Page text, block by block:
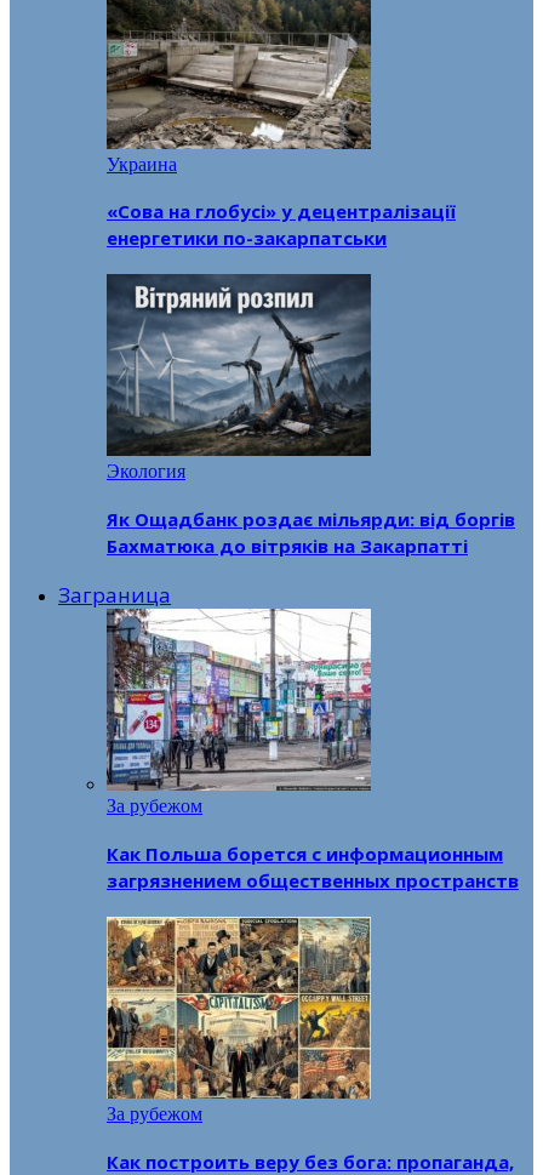
Украина
«Сова на глобусі» у децентралізації
енергетики по-закарпатськи
Экология
Як Ощадбанк роздає мільярди: від боргів
Бахматюка до вітряків на Закарпатті
Заграница
За рубежом
Как Польша борется с информационным
загрязнением общественных пространств
За рубежом
Как построить веру без бога: пропаганда,